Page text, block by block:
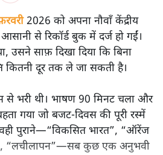
बड़े बदलाव का वादा करता दिखता है,
कर पाया? नीतिगत झिझक, अधूरे सुधार
की आलोचनात्मक समीक्षा पढ़िए।
2026 को अपना नौवाँ केंद्रीय